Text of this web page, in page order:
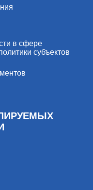
в сфере
субъектов